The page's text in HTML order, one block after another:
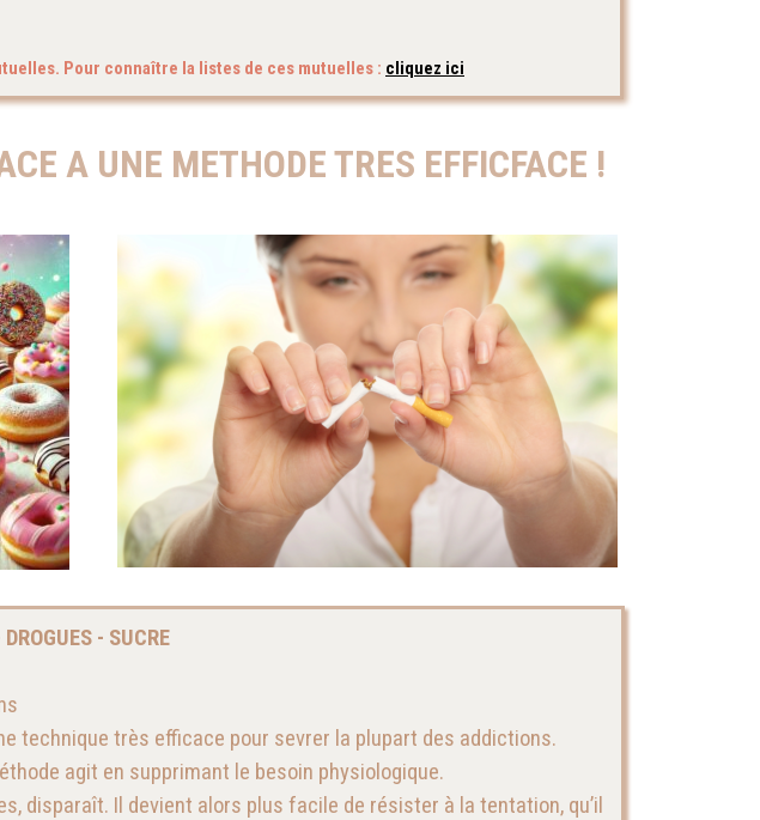
Pour connaître la listes de ces mutuelles : cliquez ici
A UNE METHODE TRES EFFICFACE !
- SUCRE
technique très efficace pour sevrer la plupart des addictions.
agit en supprimant le besoin physiologique.
disparaît. Il devient alors plus facile de résister à la tentation, qu’il